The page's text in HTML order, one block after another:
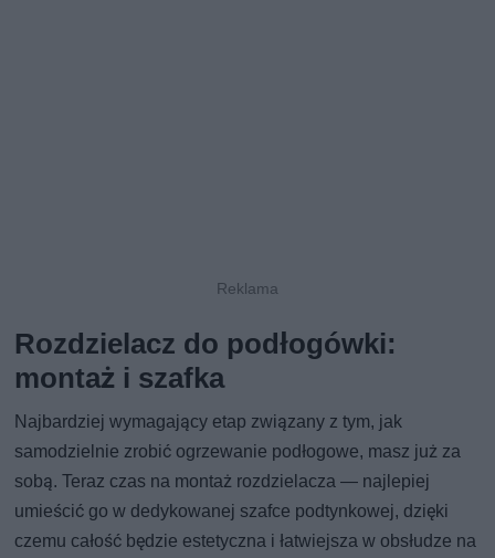
Rozdzielacz do podłogówki:
montaż i szafka
Najbardziej wymagający etap związany z tym, jak
samodzielnie zrobić ogrzewanie podłogowe, masz już za
sobą. Teraz czas na montaż rozdzielacza — najlepiej
umieścić go w dedykowanej szafce podtynkowej, dzięki
czemu całość będzie estetyczna i łatwiejsza w obsłudze na